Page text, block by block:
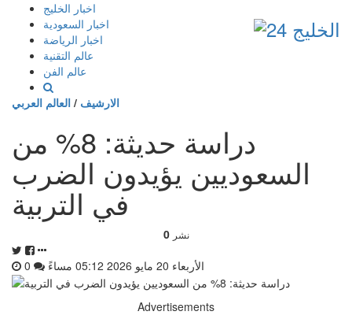
إذهب
المحتوى
اخبار الخليج
اخبار السعودية
اخبار الرياضة
عالم التقنية
عالم الفن
الارشيف / العالم العربي
دراسة حديثة: 8% من
السعوديين يؤيدون الضرب
في التربية
0 نشر
الأربعاء 20 مايو 2026 05:12 مساءً
Advertisements